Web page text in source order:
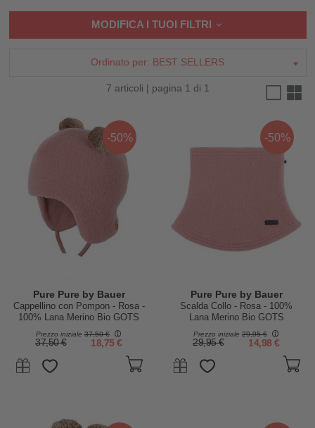
MODIFICA I TUOI FILTRI
Ordinato per: BEST SELLERS
7 articoli | pagina 1 di 1
-50%
Pure Pure by Bauer
Cappellino con Pompon - Rosa -
100% Lana Merino Bio GOTS
Prezzo iniziale 37,50 €
37,50 € 18,75 €
-50%
Pure Pure by Bauer
Scalda Collo - Rosa - 100%
Lana Merino Bio GOTS
Prezzo iniziale 29,95 €
29,95 € 14,98 €